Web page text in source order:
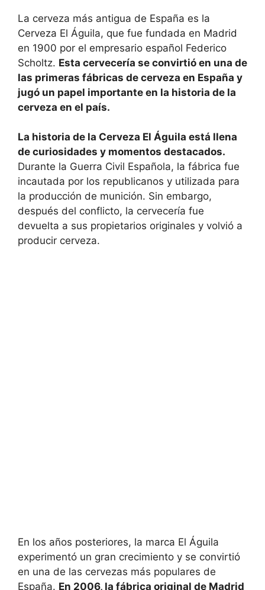
La cerveza más antigua de España es la
Cerveza El Águila, que fue fundada en Madrid
en 1900 por el empresario español Federico
Scholtz. Esta cervecería se convirtió en una de
las primeras fábricas de cerveza en España y
jugó un papel importante en la historia de la
cerveza en el país.
La historia de la Cerveza El Águila está llena
de curiosidades y momentos destacados.
Durante la Guerra Civil Española, la fábrica fue
incautada por los republicanos y utilizada para
la producción de munición. Sin embargo,
después del conflicto, la cervecería fue
devuelta a sus propietarios originales y volvió a
producir cerveza.
En los años posteriores, la marca El Águila
experimentó un gran crecimiento y se convirtió
en una de las cervezas más populares de
España. En 2006, la fábrica original de Madrid